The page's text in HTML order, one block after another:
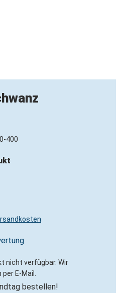
400
nicht verfügbar. Wir
E-Mail.
bestellen!